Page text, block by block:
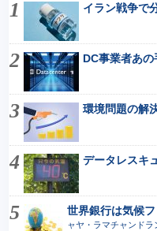
イラン戦争で
DC事業者あ
環境問題の解
データレスキ
世界銀行は気候
ャヤ・ラマチャンドラ